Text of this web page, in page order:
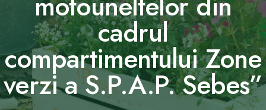
cadrul
compartimentului Zone
verzi a S.P.A.P. Sebes”